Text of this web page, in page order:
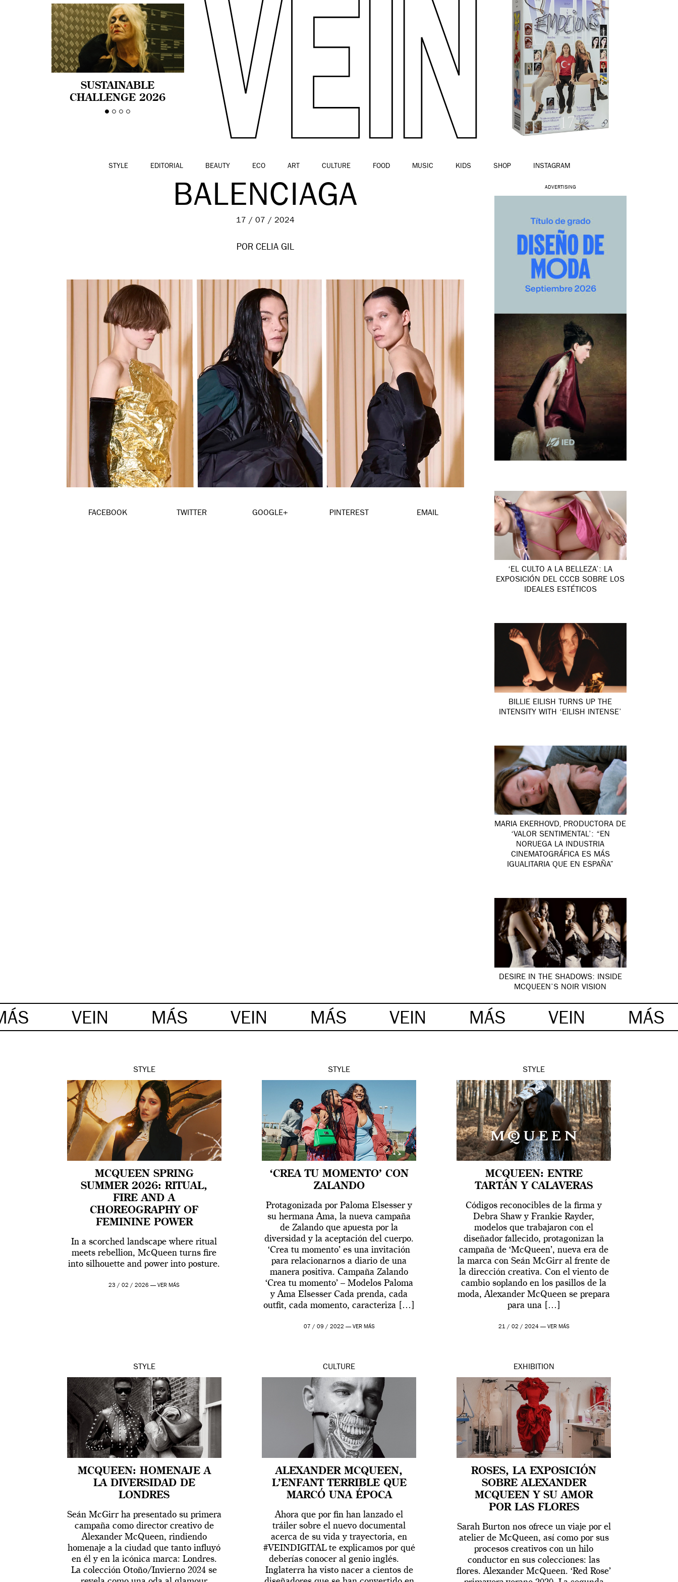
SUSTAINABLE
CHALLENGE 2026
CELEBRA LA
STYLE EDITORIAL BEAUTY ECO ART CULTURE FOOD MUSIC KIDS SHOP INSTAGRAM
BALENCIAGA
17 / 07 / 2024
POR CELIA GIL
FACEBOOK TWITTER GOOGLE+ PINTEREST EMAIL
ADVERTISING
‘EL CULTO A LA BELLEZA’: LA
EXPOSICIÓN DEL CCCB SOBRE LOS
IDEALES ESTÉTICOS
BILLIE EILISH TURNS UP THE
INTENSITY WITH ‘EILISH INTENSE’
MARIA EKERHOVD, PRODUCTORA DE
‘VALOR SENTIMENTAL’: “EN
NORUEGA LA INDUSTRIA
CINEMATOGRÁFICA ES MÁS
IGUALITARIA QUE EN ESPAÑA”
DESIRE IN THE SHADOWS: INSIDE
MCQUEEN’S NOIR VISION
VEIN MÁS VEIN MÁS VEIN MÁS VEIN MÁS
STYLE
MCQUEEN SPRING
SUMMER 2026: RITUAL,
FIRE AND A
CHOREOGRAPHY OF
FEMININE POWER
In a scorched landscape where ritual
meets rebellion, McQueen turns fire
into silhouette and power into posture.
23 / 02 / 2026 —VER MÁS
STYLE
‘CREA TU MOMENTO’ CON
ZALANDO
Protagonizada por Paloma Elsesser y
su hermana Ama, la nueva campaña
de Zalando que apuesta por la
diversidad y la aceptación del cuerpo.
‘Crea tu momento’ es una invitación
para relacionarnos a diario de una
manera positiva. Campaña Zalando
‘Crea tu momento’ – Modelos Paloma
y Ama Elsesser Cada prenda, cada
outfit, cada momento, caracteriza […]
07 / 09 / 2022 — VER MÁS
STYLE
MCQUEEN: ENTRE
TARTÁN Y CALAVERAS
Códigos reconocibles de la firma y
Debra Shaw y Frankie Rayder,
modelos que trabajaron con el
diseñador fallecido, protagonizan la
campaña de ‘McQueen’, nueva era de
la marca con Seán McGirr al frente de
la dirección creativa. Con el viento de
cambio soplando en los pasillos de la
moda, Alexander McQueen se prepara
para una […]
21 / 02 / 2024 — VER MÁS
STYLE
MCQUEEN: HOMENAJE A
LA DIVERSIDAD DE
LONDRES
Seán McGirr ha presentado su primera
campaña como director creativo de
Alexander McQueen, rindiendo
homenaje a la ciudad que tanto influyó
en él y en la icónica marca: Londres.
La colección Otoño/Invierno 2024 se
CULTURE
ALEXANDER MCQUEEN,
L’ENFANT TERRIBLE QUE
MARCÓ UNA ÉPOCA
Ahora que por fin han lanzado el
tráiler sobre el nuevo documental
acerca de su vida y trayectoria, en
#VEINDIGITAL te explicamos por qué
deberías conocer al genio inglés.
Inglaterra ha visto nacer a cientos de
EXHIBITION
ROSES, LA EXPOSICIÓN
SOBRE ALEXANDER
MCQUEEN Y SU AMOR
POR LAS FLORES
Sarah Burton nos ofrece un viaje por el
atelier de McQueen, así como por sus
procesos creativos con un hilo
conductor en sus colecciones: las
flores. Alexander McQueen. ‘Red Rose’